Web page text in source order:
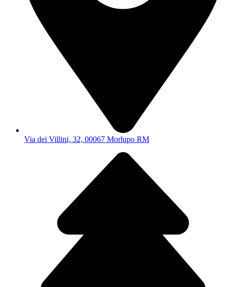
Via dei Villini, 32, 00067 Morlupo RM